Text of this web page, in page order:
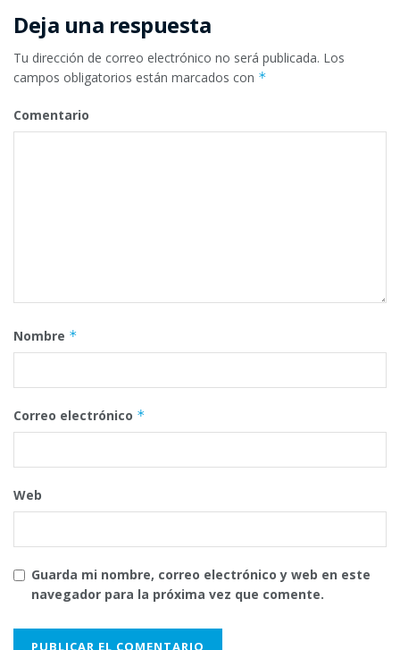
Deja una respuesta
Tu dirección de correo electrónico no será publicada. Los
campos obligatorios están marcados con *
Comentario
Nombre *
Correo electrónico *
Web
Guarda mi nombre, correo electrónico y web en este
navegador para la próxima vez que comente.